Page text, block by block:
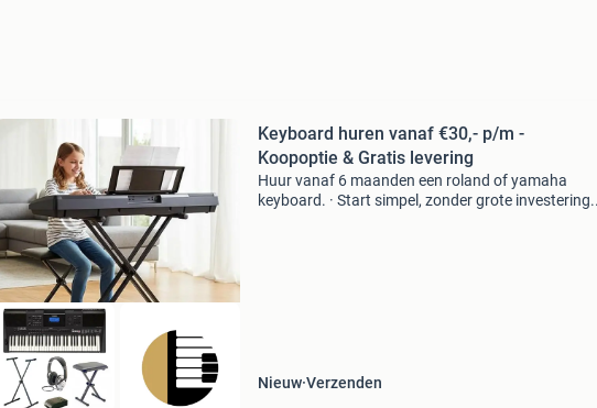
Keyboard huren vanaf €30,- p/m -
Koopoptie & Gratis levering
Huur vanaf 6 maanden een roland of yamaha
keyboard. · Start simpel, zonder grote investering.
Nieuw Verzenden